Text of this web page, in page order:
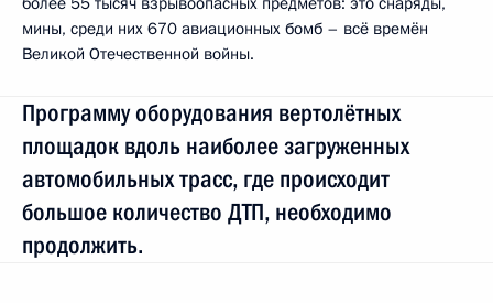
мины, среди них 670 авиационных бомб – всё времён
Великой Отечественной войны.
Программу оборудования вертолётных
площадок вдоль наиболее загруженных
автомобильных трасс, где происходит
большое количество ДТП, необходимо
продолжить.